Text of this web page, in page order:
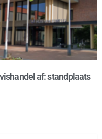
af: standplaats